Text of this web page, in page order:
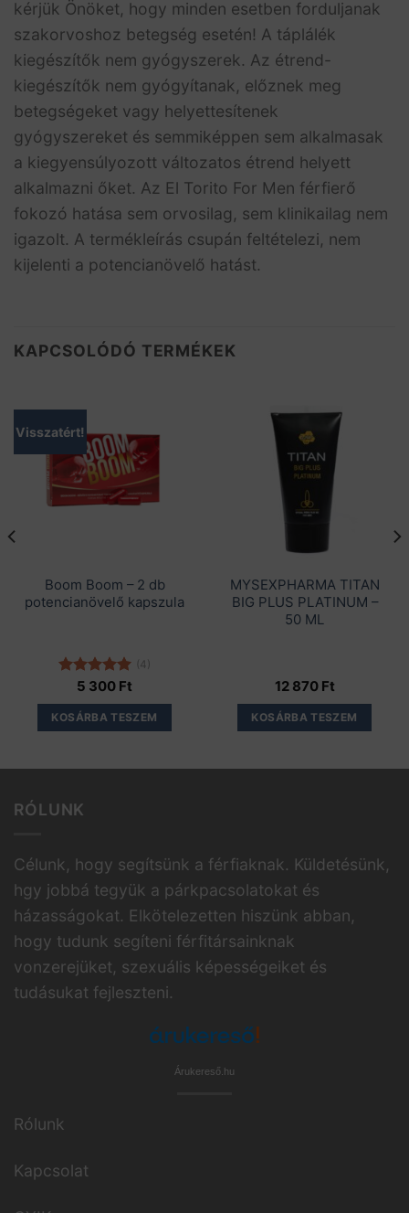
kérjük Önöket, hogy minden esetben forduljanak
szakorvoshoz betegség esetén! A táplálék
kiegészítők nem gyógyszerek. Az étrend-
kiegészítők nem gyógyítanak, előznek meg
betegségeket vagy helyettesítenek
gyógyszereket és semmiképpen sem alkalmasak
a kiegyensúlyozott változatos étrend helyett
alkalmazni őket. Az El Torito For Men férfierő
fokozó hatása sem orvosilag, sem klinikailag nem
igazolt. A termékleírás csupán feltételezi, nem
kijelenti a potencianövelő hatást.
KAPCSOLÓDÓ TERMÉKEK
Visszatért!
Boom Boom – 2 db
potencianövelő kapszula
Értékelés:
5.00/ 5
(4)
5 300 Ft
KOSÁRBA TESZEM
MYSEXPHARMA TITAN
BIG PLUS PLATINUM –
50 ML
12 870 Ft
KOSÁRBA TESZEM
RÓLUNK
Célunk, hogy segítsünk a férfiaknak. Küldetésünk,
hgy jobbá tegyük a párkpacsolatokat és
házasságokat. Elkötelezetten hiszünk abban,
hogy tudunk segíteni férfitársainknak
vonzerejüket, szexuális képességeiket és
tudásukat fejleszteni.
Árukereső.hu
Rólunk
Kapcsolat